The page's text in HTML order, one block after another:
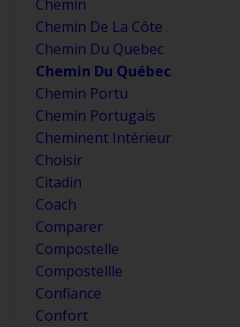
Chemin
Chemin De La Côte
Chemin Du Quebec
Chemin Du Québec
Chemin Portu
Chemin Portugais
Cheminent Intérieur
Choisir
Citadin
Coach
Comparer
Compostelle
Compostellle
Confiance
Confort